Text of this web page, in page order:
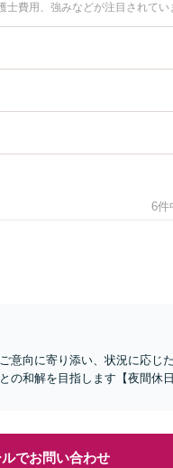
士費用、強みなどが注目されて
くの弁護士を検索したい』『初
6件
意向に寄り添い、状況に応じ
の和解を目指します【夜間休日
ルでお問い合わせ